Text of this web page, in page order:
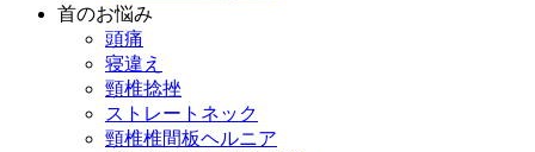
首のお悩み
頭痛
寝違え
頸椎捻挫
ストレートネック
頸椎椎間板ヘルニア